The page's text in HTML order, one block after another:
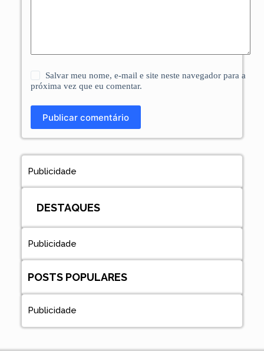
Salvar meu nome, e-mail e site neste navegador para a
próxima vez que eu comentar.
Publicar comentário
Publicidade
DESTAQUES
Publicidade
POSTS POPULARES
Publicidade